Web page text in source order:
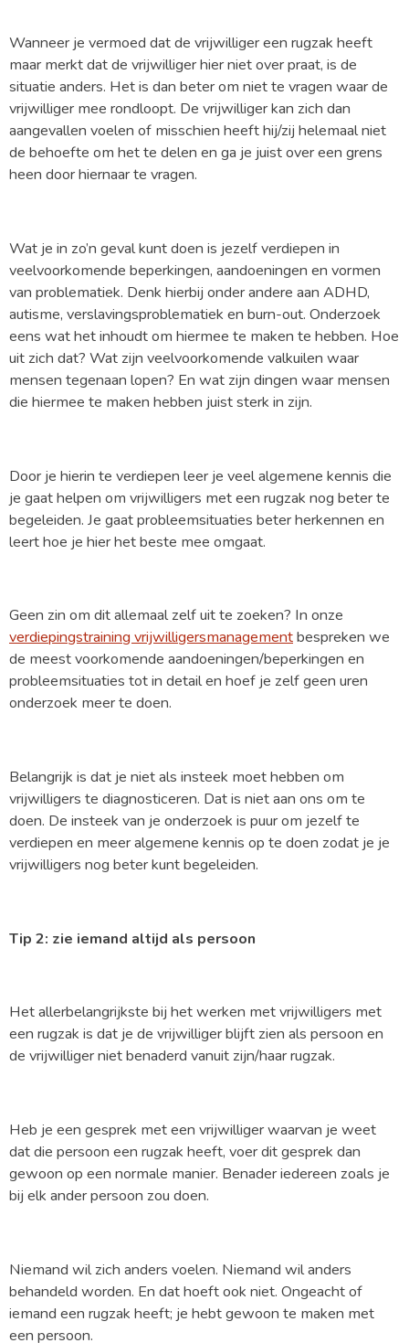
Wanneer je vermoed dat de vrijwilliger een rugzak heeft
maar merkt dat de vrijwilliger hier niet over praat, is de
situatie anders. Het is dan beter om niet te vragen waar de
vrijwilliger mee rondloopt. De vrijwilliger kan zich dan
aangevallen voelen of misschien heeft hij/zij helemaal niet
de behoefte om het te delen en ga je juist over een grens
heen door hiernaar te vragen.
Wat je in zo’n geval kunt doen is jezelf verdiepen in
veelvoorkomende beperkingen, aandoeningen en vormen
van problematiek. Denk hierbij onder andere aan ADHD,
autisme, verslavingsproblematiek en burn-out. Onderzoek
eens wat het inhoudt om hiermee te maken te hebben. Hoe
uit zich dat? Wat zijn veelvoorkomende valkuilen waar
mensen tegenaan lopen? En wat zijn dingen waar mensen
die hiermee te maken hebben juist sterk in zijn.
Door je hierin te verdiepen leer je veel algemene kennis die
je gaat helpen om vrijwilligers met een rugzak nog beter te
begeleiden. Je gaat probleemsituaties beter herkennen en
leert hoe je hier het beste mee omgaat.
Geen zin om dit allemaal zelf uit te zoeken? In onze
verdiepingstraining vrijwilligersmanagementbespreken we
de meest voorkomende aandoeningen/beperkingen en
probleemsituaties tot in detail en hoef je zelf geen uren
onderzoek meer te doen.
Belangrijk is dat je niet als insteek moet hebben om
vrijwilligers te diagnosticeren. Dat is niet aan ons om te
doen. De insteek van je onderzoek is puur om jezelf te
verdiepen en meer algemene kennis op te doen zodat je je
vrijwilligers nog beter kunt begeleiden.
Tip 2: zie iemand altijd als persoon
Het allerbelangrijkste bij het werken met vrijwilligers met
een rugzak is dat je de vrijwilliger blijft zien als persoon en
de vrijwilliger niet benaderd vanuit zijn/haar rugzak.
Heb je een gesprek met een vrijwilliger waarvan je weet
dat die persoon een rugzak heeft, voer dit gesprek dan
gewoon op een normale manier. Benader iedereen zoals je
bij elk ander persoon zou doen.
Niemand wil zich anders voelen. Niemand wil anders
behandeld worden. En dat hoeft ook niet. Ongeacht of
iemand een rugzak heeft; je hebt gewoon te maken met
een persoon.